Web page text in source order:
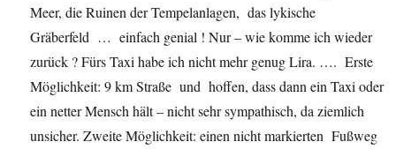
Meer, die Ruinen der Tempelanlagen, das lykische
Gräberfeld … einfach genial ! Nur – wie komme ich wieder
zurück ? Fürs Taxi habe ich nicht mehr genug Lira. …. Erste
Möglichkeit: 9 km Straße und hoffen, dass dann ein Taxi oder
ein netter Mensch hält – nicht sehr sympathisch, da ziemlich
unsicher. Zweite Möglichkeit: einen nicht markierten Fußweg